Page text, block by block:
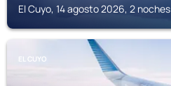
El Cuyo, 14 agosto 2026, 2 noches
EL CUYO